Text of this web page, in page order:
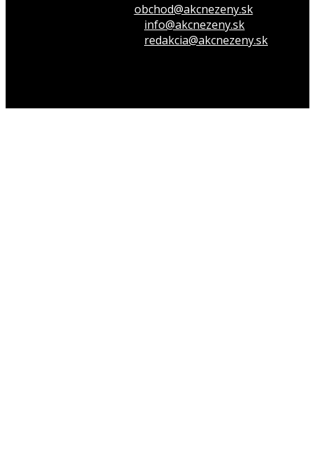
obchod@akcnezeny.sk
info@akcnezeny.sk
redakcia@akcnezeny.sk